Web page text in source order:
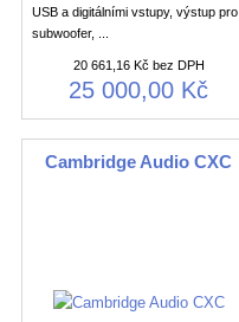
USB a digitálními vstupy, výstup pro
subwoofer, ...
20 661,16 Kč bez DPH
25 000,00 Kč
Cambridge Audio CXC